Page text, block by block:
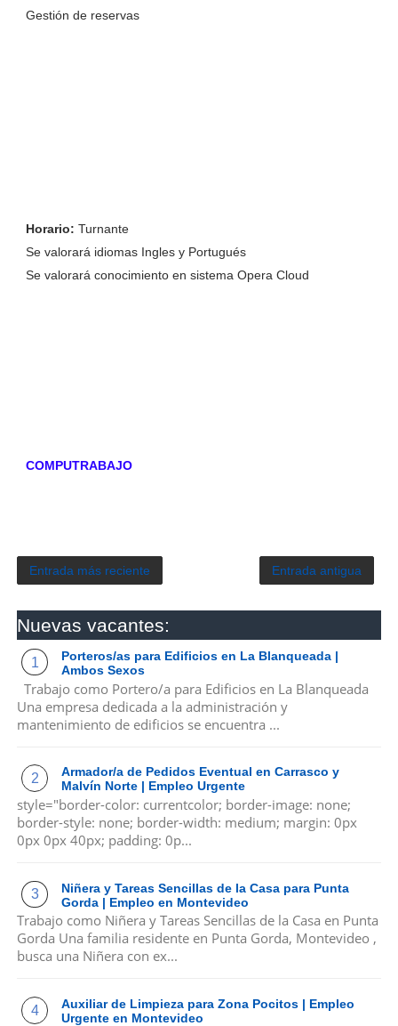
Gestión de reservas
Horario: Turnante
Se valorará idiomas Ingles y Portugués
Se valorará conocimiento en sistema Opera Cloud
COMPUTRABAJO
Entrada más reciente Entrada antigua
Nuevas vacantes:
Porteros/as para Edificios en La Blanqueada |
Ambos Sexos
Trabajo como Portero/a para Edificios en La Blanqueada
Una empresa dedicada a la administración y
mantenimiento de edificios se encuentra ...
Armador/a de Pedidos Eventual en Carrasco y
Malvín Norte | Empleo Urgente
style="border-color: currentcolor; border-image: none;
border-style: none; border-width: medium; margin: 0px
0px 0px 40px; padding: 0p...
Niñera y Tareas Sencillas de la Casa para Punta
Gorda | Empleo en Montevideo
Trabajo como Niñera y Tareas Sencillas de la Casa en Punta
Gorda Una familia residente en Punta Gorda, Montevideo ,
busca una Niñera con ex...
Auxiliar de Limpieza para Zona Pocitos | Empleo
Urgente en Montevideo